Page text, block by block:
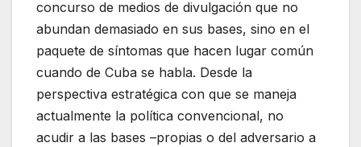
concurso de medios de divulgación que no
abundan demasiado en sus bases, sino en el
paquete de síntomas que hacen lugar común
cuando de Cuba se habla. Desde la
perspectiva estratégica con que se maneja
actualmente la política convencional, no
acudir a las bases –propias o del adversario a